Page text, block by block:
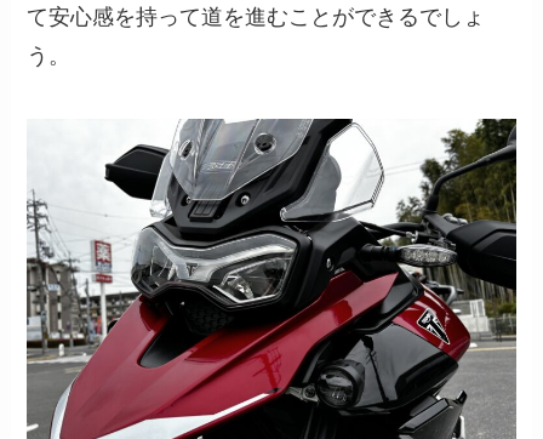
て安心感を持って道を進むことができるでしょ
う。